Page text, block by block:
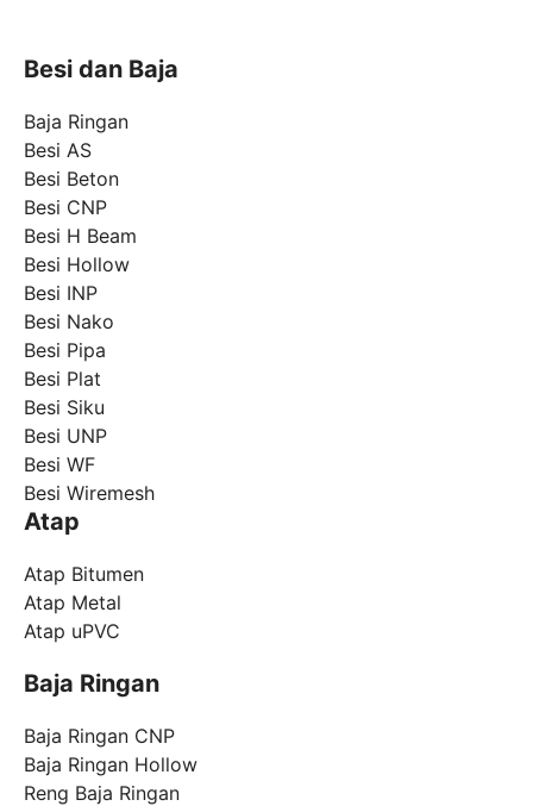
Besi dan Baja
Baja Ringan
Besi AS
Besi Beton
Besi CNP
Besi H Beam
Besi Hollow
Besi INP
Besi Nako
Besi Pipa
Besi Plat
Besi Siku
Besi UNP
Besi WF
Besi Wiremesh
Atap
Atap Bitumen
Atap Metal
Atap uPVC
Baja Ringan
Baja Ringan CNP
Baja Ringan Hollow
Reng Baja Ringan